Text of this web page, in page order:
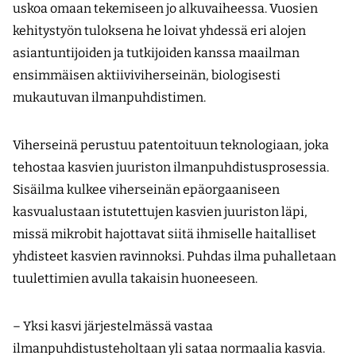
uskoa omaan tekemiseen jo alkuvaiheessa. Vuosien
kehitystyön tuloksena he loivat yhdessä eri alojen
asiantuntijoiden ja tutkijoiden kanssa maailman
ensimmäisen aktiiviviherseinän, biologisesti
mukautuvan ilmanpuhdistimen.
Viherseinä perustuu patentoituun teknologiaan, joka
tehostaa kasvien juuriston ilmanpuhdistusprosessia.
Sisäilma kulkee viherseinän epäorgaaniseen
kasvualustaan istutettujen kasvien juuriston läpi,
missä mikrobit hajottavat siitä ihmiselle haitalliset
yhdisteet kasvien ravinnoksi. Puhdas ilma puhalletaan
tuulettimien avulla takaisin huoneeseen.
– Yksi kasvi järjestelmässä vastaa
ilmanpuhdistusteholtaan yli sataa normaalia kasvia.